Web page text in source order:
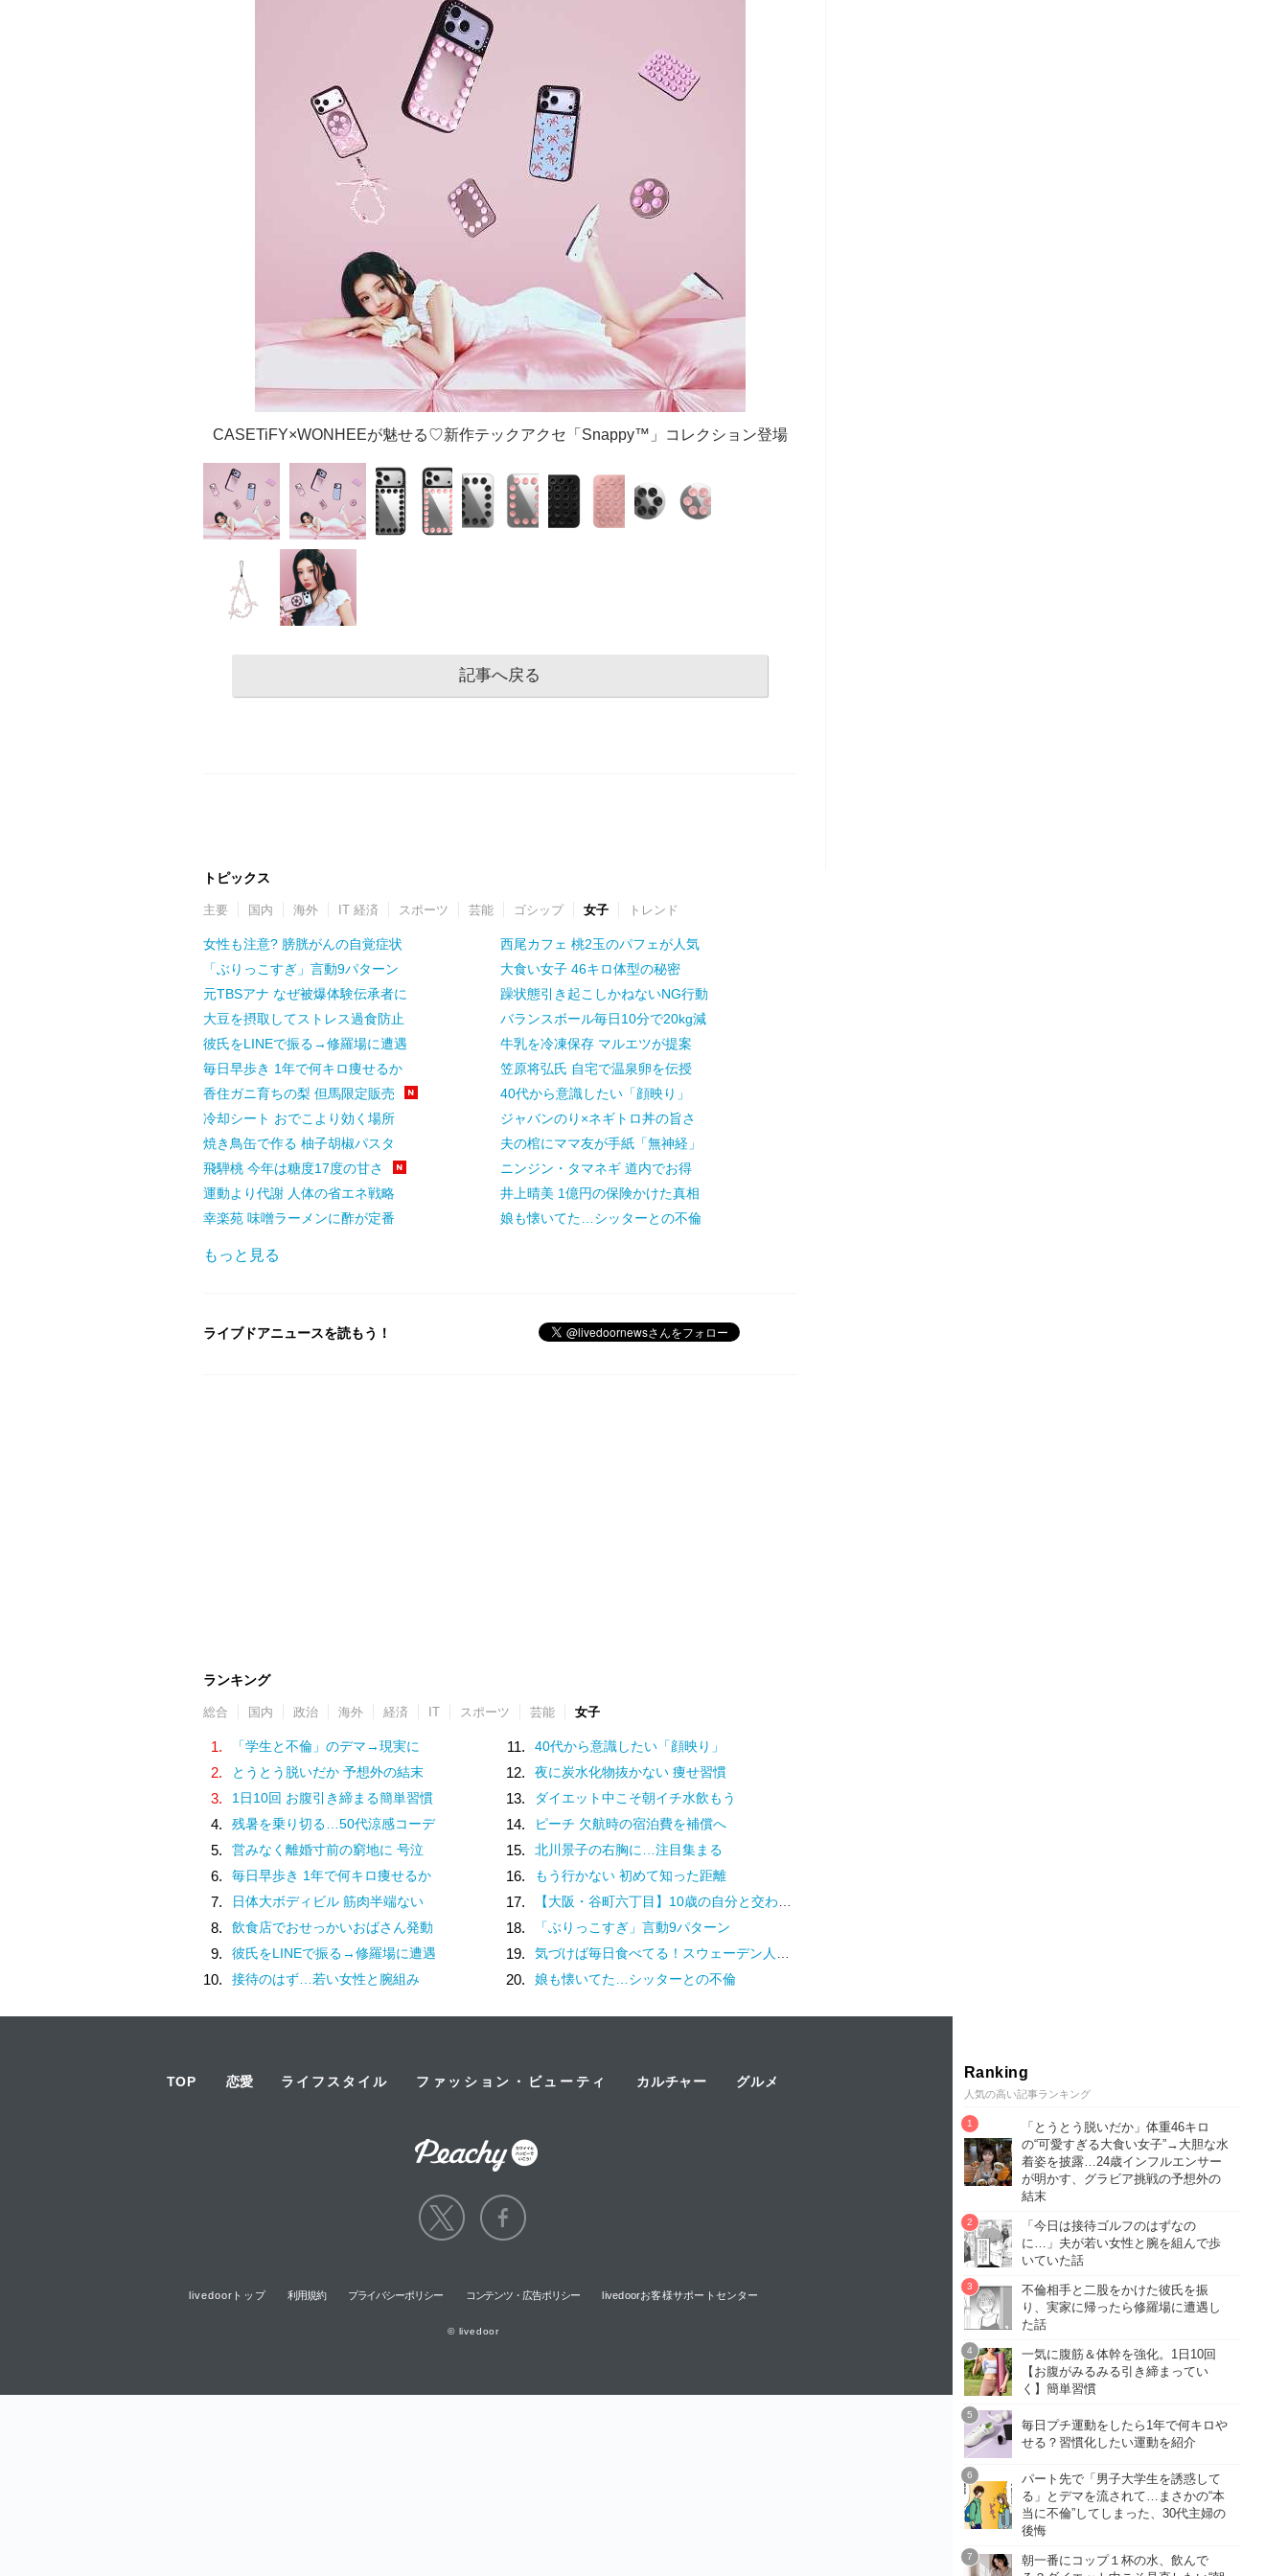
CASETiFY×WONHEEが魅せる♡新作テックアクセ「Snappy™」コレクション登場
記事へ戻る
トピックス
主要 国内 海外 IT 経済 スポーツ 芸能 ゴシップ 女子 トレンド
女性も注意? 膀胱がんの自覚症状
「ぶりっこすぎ」言動9パターン
元TBSアナ なぜ被爆体験伝承者に
大豆を摂取してストレス過食防止
彼氏をLINEで振る→修羅場に遭遇
毎日早歩き 1年で何キロ痩せるか
香住ガニ育ちの梨 但馬限定販売
冷却シート おでこより効く場所
焼き鳥缶で作る 柚子胡椒パスタ
飛騨桃 今年は糖度17度の甘さ
運動より代謝 人体の省エネ戦略
幸楽苑 味噌ラーメンに酢が定番
西尾カフェ 桃2玉のパフェが人気
大食い女子 46キロ体型の秘密
躁状態引き起こしかねないNG行動
バランスボール毎日10分で20kg減
牛乳を冷凍保存 マルエツが提案
笠原将弘氏 自宅で温泉卵を伝授
40代から意識したい「顔映り」
ジャバンのり×ネギトロ丼の旨さ
夫の棺にママ友が手紙「無神経」
ニンジン・タマネギ 道内でお得
井上晴美 1億円の保険かけた真相
娘も懐いてた…シッターとの不倫
もっと見る
ライブドアニュースを読もう！
ランキング
総合 国内 政治 海外 経済 IT スポーツ 芸能 女子
1. 「学生と不倫」のデマ→現実に
2. とうとう脱いだか 予想外の結末
3. 1日10回 お腹引き締まる簡単習慣
4. 残暑を乗り切る…50代涼感コーデ
5. 営みなく離婚寸前の窮地に 号泣
6. 毎日早歩き 1年で何キロ痩せるか
7. 日体大ボディビル 筋肉半端ない
8. 飲食店でおせっかいおばさん発動
9. 彼氏をLINEで振る→修羅場に遭遇
10. 接待のはず…若い女性と腕組み
11. 40代から意識したい「顔映り」
12. 夜に炭水化物抜かない 痩せ習慣
13. ダイエット中こそ朝イチ水飲もう
14. ピーチ 欠航時の宿泊費を補償へ
15. 北川景子の右胸に…注目集まる
16. もう行かない 初めて知った距離
17. 【大阪・谷町六丁目】10歳の自分と交わした約束。名店での猛修業を経てオープンした「ma journée（マジョルネ）」が提案する、日常に寄り添うフランス菓子
18. 「ぶりっこすぎ」言動9パターン
19. 気づけば毎日食べてる！スウェーデン人漫画家がリピートし続ける日本の定番食
20. 娘も懐いてた…シッターとの不倫
Ranking
人気の高い記事ランキング
「とうとう脱いだか」体重46キロ
の“可愛すぎる大食い女子”→大胆な水
着姿を披露…24歳インフルエンサー
が明かす、グラビア挑戦の予想外の
結末
「今日は接待ゴルフのはずなの
に…」夫が若い女性と腕を組んで歩
いていた話
不倫相手と二股をかけた彼氏を振
り、実家に帰ったら修羅場に遭遇し
た話
一気に腹筋＆体幹を強化。1日10回
【お腹がみるみる引き締まってい
く】簡単習慣
毎日プチ運動をしたら1年で何キロや
せる？習慣化したい運動を紹介
パート先で「男子大学生を誘惑して
る」とデマを流されて…まさかの“本
当に不倫”してしまった、30代主婦の
後悔
朝一番にコップ１杯の水、飲んで
TOP 恋愛 ライフスタイル ファッション・ビューティ カルチャー グルメ
livedoorトップ 利用規約 プライバシーポリシー コンテンツ・広告ポリシー livedoorお客様サポートセンター
© livedoor